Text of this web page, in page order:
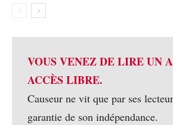
VOUS VENEZ DE LIRE UN
ACCÈS LIBRE.
Causeur ne vit que par ses
garantie de son indépendance.